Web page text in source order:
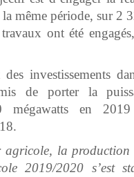
même période, sur 2
ont été
investissements
de porter la
mégawatts en
agricole, la production
2019/2020 s’est